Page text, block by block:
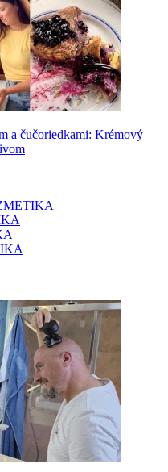
a čučoriedkami: Krémový